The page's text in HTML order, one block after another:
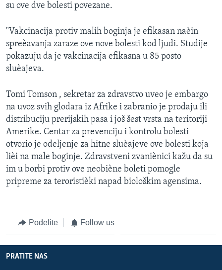
su ove dve bolesti povezane.
"Vakcinacija protiv malih boginja je efikasan naèin
spreèavanja zaraze ove nove bolesti kod ljudi. Studije
pokazuju da je vakcinacija efikasna u 85 posto
sluèajeva.
Tomi Tomson , sekretar za zdravstvo uveo je embargo
na uvoz svih glodara iz Afrike i zabranio je prodaju ili
distribuciju prerijskih pasa i još šest vrsta na teritoriji
Amerike. Centar za prevenciju i kontrolu bolesti
otvorio je odeljenje za hitne sluèajeve ove bolesti koja
lièi na male boginje. Zdravstveni zvaniènici kažu da su
im u borbi protiv ove neobiène boleti pomogle
pripreme za teroristièki napad biološkim agensima.
Podelite Follow us
PRATITE NAS